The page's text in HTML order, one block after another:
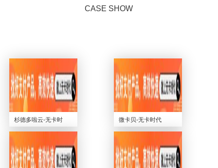
CASE SHOW
杉德多啦云-无卡时 微卡贝-无卡时代